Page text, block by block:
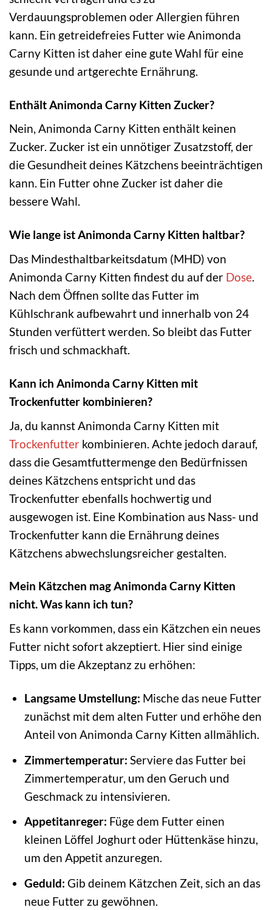
Verdauungsproblemen oder Allergien führen
kann. Ein getreidefreies Futter wie Animonda
Carny Kitten ist daher eine gute Wahl für eine
gesunde und artgerechte Ernährung.
Enthält Animonda Carny Kitten Zucker?
Nein, Animonda Carny Kitten enthält keinen
Zucker. Zucker ist ein unnötiger Zusatzstoff, der
die Gesundheit deines Kätzchens beeinträchtigen
kann. Ein Futter ohne Zucker ist daher die
bessere Wahl.
Wie lange ist Animonda Carny Kitten haltbar?
Das Mindesthaltbarkeitsdatum (MHD) von
Animonda Carny Kitten findest du auf der Dose.
Nach dem Öffnen sollte das Futter im
Kühlschrank aufbewahrt und innerhalb von 24
Stunden verfüttert werden. So bleibt das Futter
frisch und schmackhaft.
Kann ich Animonda Carny Kitten mit
Trockenfutter kombinieren?
Ja, du kannst Animonda Carny Kitten mit
Trockenfutter kombinieren. Achte jedoch darauf,
dass die Gesamtfuttermenge den Bedürfnissen
deines Kätzchens entspricht und das
Trockenfutter ebenfalls hochwertig und
ausgewogen ist. Eine Kombination aus Nass- und
Trockenfutter kann die Ernährung deines
Kätzchens abwechslungsreicher gestalten.
Mein Kätzchen mag Animonda Carny Kitten
nicht. Was kann ich tun?
Es kann vorkommen, dass ein Kätzchen ein neues
Futter nicht sofort akzeptiert. Hier sind einige
Tipps, um die Akzeptanz zu erhöhen:
Langsame Umstellung: Mische das neue Futter
zunächst mit dem alten Futter und erhöhe den
Anteil von Animonda Carny Kitten allmählich.
Zimmertemperatur: Serviere das Futter bei
Zimmertemperatur, um den Geruch und
Geschmack zu intensivieren.
Appetitanreger: Füge dem Futter einen
kleinen Löffel Joghurt oder Hüttenkäse hinzu,
um den Appetit anzuregen.
Geduld: Gib deinem Kätzchen Zeit, sich an das
neue Futter zu gewöhnen.